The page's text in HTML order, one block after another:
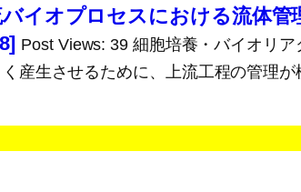
イオプロセスにおける流体
Post Views: 39 細胞培養・バイオリ
産生させるために、上流工程の管理